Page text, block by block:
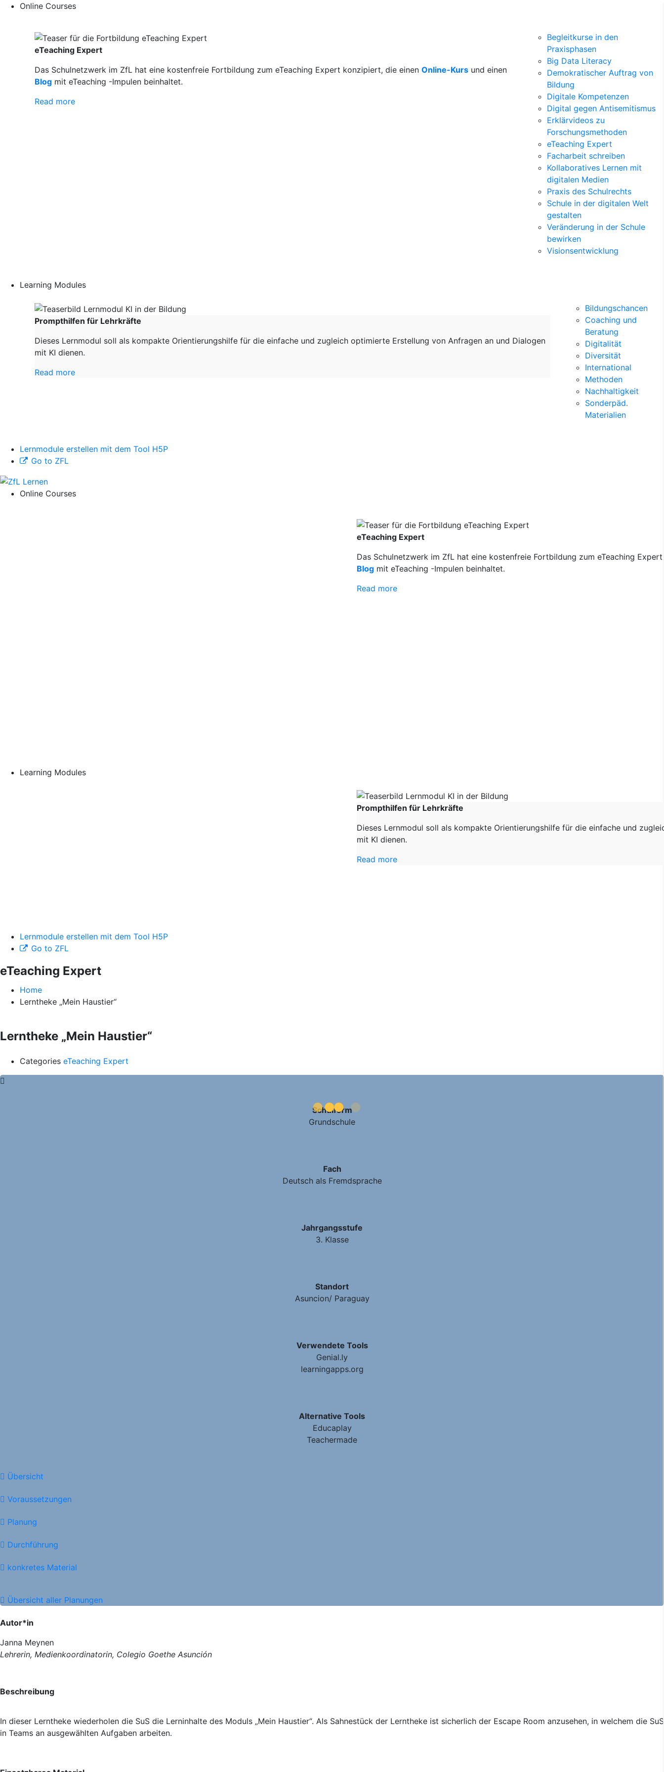
Online Courses
eTeaching Expert
Das Schulnetzwerk im ZfL hat eine kostenfreie Fortbildung zum eTeaching Expert konzipiert, die einen Online-Kurs und einen
Blog mit eTeaching -Impulen beinhaltet.
Read more
Begleitkurse in den
Praxisphasen
Big Data Literacy
Demokratischer Auftrag von
Bildung
Digitale Kompetenzen
Digital gegen Antisemitismus
Erklärvideos zu
Forschungsmethoden
eTeaching Expert
Facharbeit schreiben
Kollaboratives Lernen mit
digitalen Medien
Praxis des Schulrechts
Schule in der digitalen Welt
gestalten
Veränderung in der Schule
bewirken
Visionsentwicklung
Learning Modules
Prompthilfen für Lehrkräfte
Dieses Lernmodul soll als kompakte Orientierungshilfe für die einfache und zugleich optimierte Erstellung von Anfragen an und Dialogen
mit KI dienen.
Read more
Bildungschancen
Coaching und
Beratung
Digitalität
Diversität
International
Methoden
Nachhaltigkeit
Sonderpäd.
Materialien
Lernmodule erstellen mit dem Tool H5P
Go to ZFL
Online Courses
eTeaching Expert
Das Schulnetzwerk im ZfL hat eine kostenfreie Fortbildung zum eTeaching
Blog mit eTeaching -Impulen beinhaltet.
Read more
Learning Modules
Prompthilfen für Lehrkräfte
Dieses Lernmodul soll als kompakte Orientierungshilfe für die einfache und
mit KI dienen.
Read more
Lernmodule erstellen mit dem Tool H5P
Go to ZFL
eTeaching Expert
Home
Lerntheke „Mein Haustier“
Lerntheke „Mein Haustier“
Categories eTeaching Expert
Schulform
Grundschule
Fach
Deutsch als Fremdsprache
Jahrgangsstufe
3. Klasse
Standort
Asuncion/ Paraguay
Verwendete Tools
Genial.ly
learningapps.org
Alternative Tools
Educaplay
Teachermade
Übersicht
Voraussetzungen
Planung
Durchführung
konkretes Material
Übersicht aller Planungen
Autor*in
Janna Meynen
Lehrerin, Medienkoordinatorin, Colegio Goethe Asunción
Beschreibung
In dieser Lerntheke wiederholen die SuS die Lerninhalte des Moduls „Mein Haustier“. Als Sahnestück der Lerntheke ist sicherlich der Escape Room anzusehen, in welchem die SuS
in Teams an ausgewählten Aufgaben arbeiten.